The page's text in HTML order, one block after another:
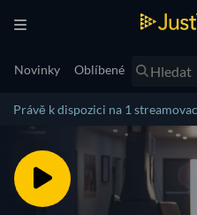
Novinky Oblíbené
Právě k dispozici na 1